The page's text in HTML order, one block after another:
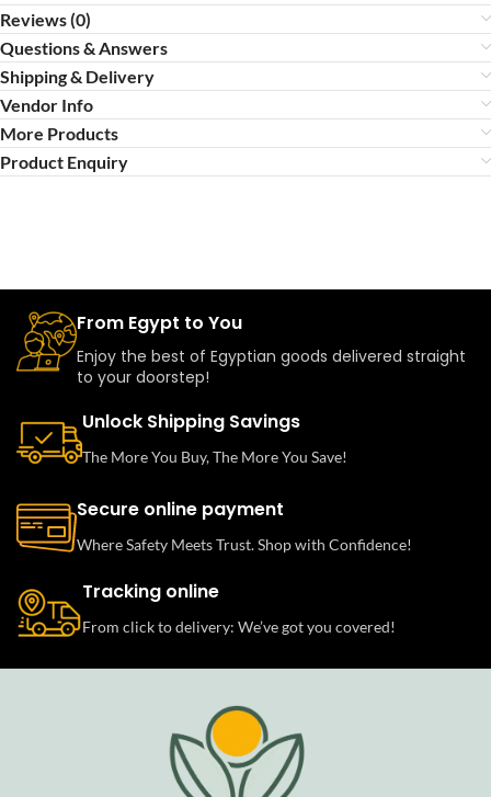
Reviews (0)
Questions & Answers
Shipping & Delivery
Vendor Info
More Products
Product Enquiry
From Egypt to You
Enjoy the best of Egyptian goods delivered straight
to your doorstep!
Unlock Shipping Savings
The More You Buy, The More You Save!
Secure online payment
Where Safety Meets Trust. Shop with Confidence!
Tracking online
From click to delivery: We’ve got you covered!